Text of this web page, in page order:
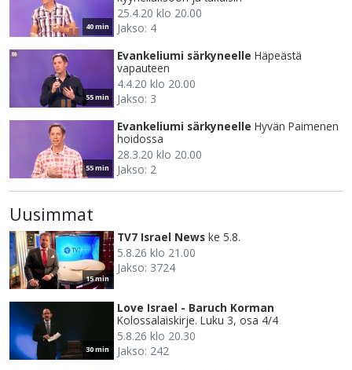
40 min
25.4.20 klo 20.00
Jakso: 4
55 min
Evankeliumi särkyneelle Häpeästä
vapauteen
4.4.20 klo 20.00
Jakso: 3
55 min
Evankeliumi särkyneelle Hyvän Paimenen
hoidossa
28.3.20 klo 20.00
Jakso: 2
Uusimmat
15 min
TV7 Israel News ke 5.8.
5.8.26 klo 21.00
Jakso: 3724
30 min
Love Israel - Baruch Korman
Kolossalaiskirje. Luku 3, osa 4/4
5.8.26 klo 20.30
Jakso: 242